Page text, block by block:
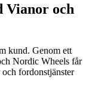
Vianor och
kund. Genom ett
Nordic Wheels får
fordonstjänster